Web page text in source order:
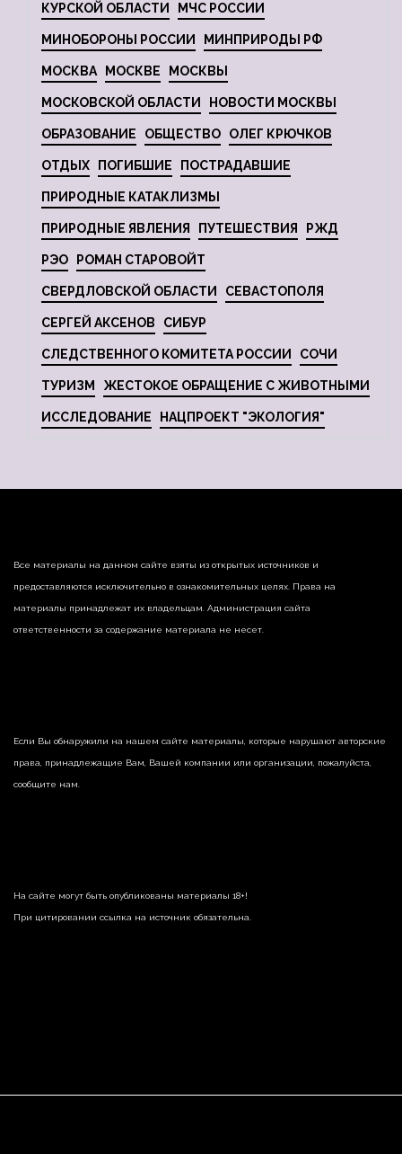
КУРСКОЙ ОБЛАСТИ МЧС РОССИИ
МИНОБОРОНЫ РОССИИ МИНПРИРОДЫ РФ
МОСКВА МОСКВЕ МОСКВЫ
МОСКОВСКОЙ ОБЛАСТИ НОВОСТИ МОСКВЫ
ОБРАЗОВАНИЕ ОБЩЕСТВО ОЛЕГ КРЮЧКОВ
ОТДЫХ ПОГИБШИЕ ПОСТРАДАВШИЕ
ПРИРОДНЫЕ КАТАКЛИЗМЫ
ПРИРОДНЫЕ ЯВЛЕНИЯ ПУТЕШЕСТВИЯ РЖД
РЭО РОМАН СТАРОВОЙТ
СВЕРДЛОВСКОЙ ОБЛАСТИ СЕВАСТОПОЛЯ
СЕРГЕЙ АКСЕНОВ СИБУР
СЛЕДСТВЕННОГО КОМИТЕТА РОССИИ СОЧИ
ТУРИЗМ ЖЕСТОКОЕ ОБРАЩЕНИЕ С ЖИВОТНЫМИ
ИССЛЕДОВАНИЕ НАЦПРОЕКТ "ЭКОЛОГИЯ"
Все материалы на данном сайте взяты из открытых источников и
предоставляются исключительно в ознакомительных целях. Права на
материалы принадлежат их владельцам. Администрация сайта
ответственности за содержание материала не несет.
Если Вы обнаружили на нашем сайте материалы, которые нарушают авторские
права, принадлежащие Вам, Вашей компании или организации, пожалуйста,
сообщите нам.
На сайте могут быть опубликованы материалы 18+!
При цитировании ссылка на источник обязательна.